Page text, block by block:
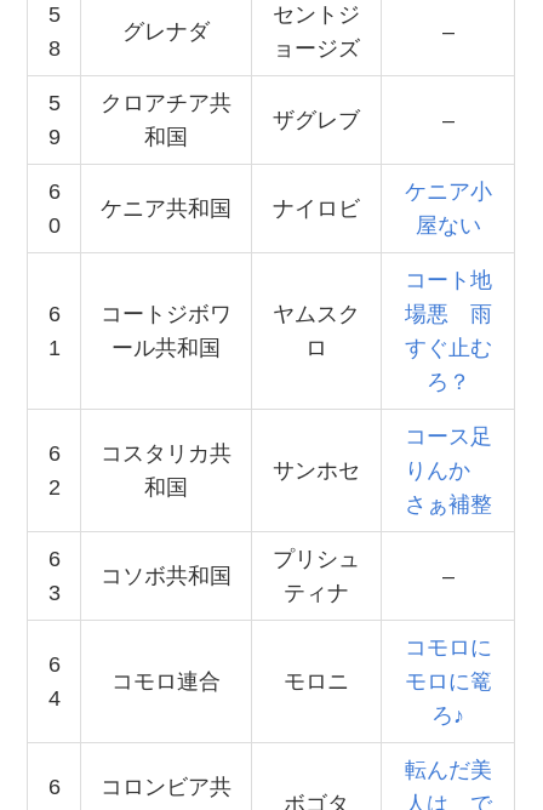
5
8
グレナダ
セントジ
ョージズ
–
5
9
クロアチア共
和国
ザグレブ –
6
0
ケニア共和国 ナイロビ
ケニア小
屋ない
6
1
コートジボワ
ール共和国
ヤムスク
ロ
コート地
場悪 雨
すぐ止む
ろ？
6
2
コスタリカ共
和国
サンホセ
コース足
りんか
さぁ補整
6
3
コソボ共和国
プリシュ
ティナ
–
6
4
コモロ連合 モロニ
コモロに
モロに篭
ろ♪
6
コロンビア共
ボゴタ
転んだ美
人は で